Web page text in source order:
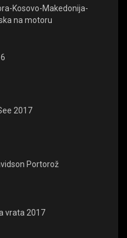
Kosovo-Makedonija-
na motoru
2017
Portorož
vrata 2017